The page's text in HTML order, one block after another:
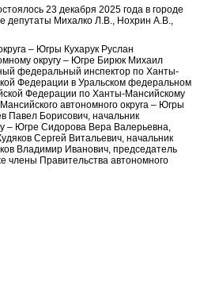
23 декабря 2025 года в городе
депутаты Михалко Л.В., Нохрин А.В.,
– Югры Кухарук Руслан
округу – Югре Бирюк Михаил
федеральный инспектор по Ханты-
Федерации в Уральском федеральном
Федерации по Ханты-Мансийскому
автономного округа – Югры
Павел Борисович, начальник
– Югре Сидорова Вера Валерьевна,
Сергей Витальевич, начальник
Владимир Иванович, председатель
члены Правительства автономного